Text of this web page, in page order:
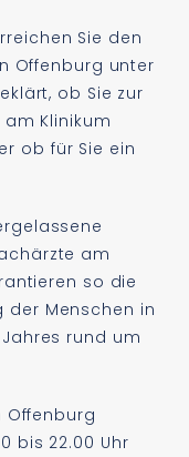
Sie den
Offenburg unter
ob Sie zur
Klinikum
ob für Sie ein
am
so die
der Menschen in
rund um
Offenburg
bis 22.00 Uhr